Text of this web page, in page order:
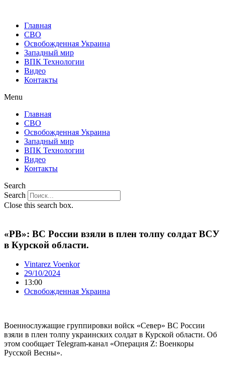
Главная
СВО
Освобожденная Украина
Западный мир
ВПК Технологии
Видео
Контакты
Menu
Главная
СВО
Освобожденная Украина
Западный мир
ВПК Технологии
Видео
Контакты
Search
Search
Close this search box.
«РВ»: ВС России взяли в плен толпу солдат ВСУ
в Курской области.
Vintarez Voenkor
29/10/2024
13:00
Освобожденная Украина
Военнослужащие группировки войск «Север» ВС России
взяли в плен толпу украинских солдат в Курской области. Об
этом сообщает Telegram-канал «Операция Z: Военкоры
Русской Весны».